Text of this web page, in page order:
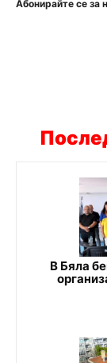
Абонирайте се за
В Бяла